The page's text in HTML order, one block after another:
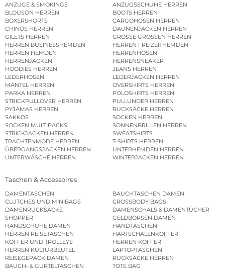
ANZÜGE & SMOKINGS
ANZUGSSCHUHE HERREN
BLOUSON HERREN
BOOTS HERREN
BOXERSHORTS
CARGOHOSEN HERREN
CHINOS HERREN
DAUNENJACKEN HERREN
GILETS HERREN
GROSSE GRÖSSEN HERREN
HERREN BUSINESSHEMDEN
HERREN FREIZEITHEMDEN
HERREN HEMDEN
HERRENHOSEN
HERRENJACKEN
HERRENSNEAKER
HOODIES HERREN
JEANS HERREN
LEDERHOSEN
LEDERJACKEN HERREN
MÄNTEL HERREN
OVERSHIRTS HERREN
PARKA HERREN
POLOSHIRTS HERREN
STRICKPULLOVER HERREN
PULLUNDER HERREN
PYJAMAS HERREN
RUCKSÄCKE HERREN
SAKKOS
SOCKEN HERREN
SOCKEN MULTIPACKS
SONNENBRILLEN HERREN
STRICKJACKEN HERREN
SWEATSHIRTS
TRACHTENMODE HERREN
T-SHIRTS HERREN
ÜBERGANGSJACKEN HERREN
UNTERHEMDEN HERREN
UNTERWÄSCHE HERREN
WINTERJACKEN HERREN
Taschen & Accessoires
DAMENTASCHEN
BAUCHTASCHEN DAMEN
CLUTCHES UND MINIBAGS
CROSSBODY BAGS
DAMENRUCKSÄCKE
DAMENSCHALS & DAMENTÜCHER
SHOPPER
GELDBÖRSEN DAMEN
HANDSCHUHE DAMEN
HANDTASCHEN
HERREN REISETASCHEN
HARTSCHALENKOFFER
KOFFER UND TROLLEYS
HERREN KOFFER
HERREN KULTURBEUTEL
LAPTOPTASCHEN
REISEGEPÄCK DAMEN
RUCKSÄCKE HERREN
BAUCH- & GÜRTELTASCHEN
TOTE BAG